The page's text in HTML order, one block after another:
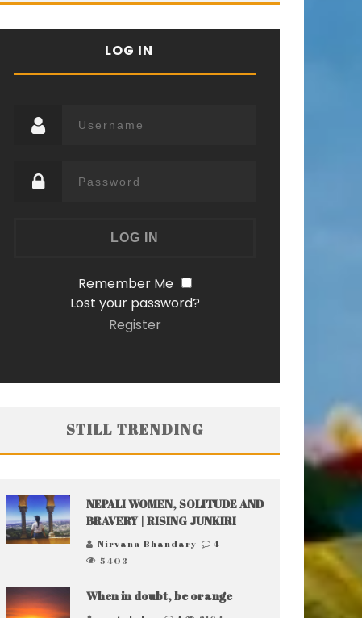
LOG IN
Remember Me
Lost your password?
Register
STILL TRENDING
NEPALI WOMEN, SOLITUDE AND
BRAVERY | RISING JUNKIRI
Nirvana Bhandary
4
5403
When in doubt, be orange